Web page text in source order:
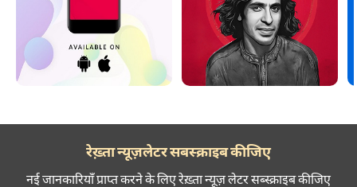
रेख़्ता न्यूज़लेटर सबस्क्राइब कीजिए
नई जानकारियाँ प्राप्त करने के लिए रेख़्ता न्यूज़ लेटर सब्स्क्राइब कीजिए